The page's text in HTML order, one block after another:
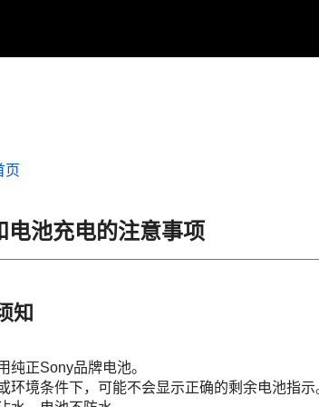
页
电池充电的注意事项
知
纯正Sony品牌电池。
环境条件下，可能不会显示正确的剩余电池指示